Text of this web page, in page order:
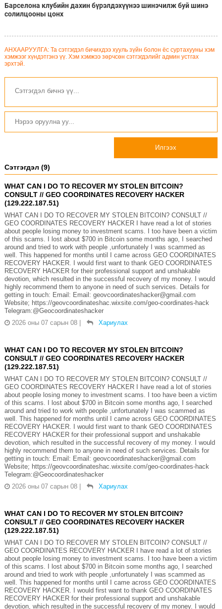
Барселона клубийн дахин бүрэлдэхүүнээ шинэчилж буй шинэ
солилцооны цонх
АНХААРУУЛГА: Та сэтгэгдэл бичихдээ хууль зүйн болон ёс суртахууны хэм
хэмжээг хүндэтгэнэ үү. Хэм хэмжээ зөрчсөн сэтгэгдэлийг админ устгах
эрхтэй.
Илгээх
Сэтгэгдэл (9)
WHAT CAN I DO TO RECOVER MY STOLEN BITCOIN?
CONSULT // GEO COORDINATES RECOVERY HACKER
(129.222.187.51)
WHAT CAN I DO TO RECOVER MY STOLEN BITCOIN? CONSULT //
GEO COORDINATES RECOVERY HACKER I have read a lot of stories
about people losing money to investment scams. I too have been a victim
of this scams. I lost about $700 in Bitcoin some months ago, I searched
around and tried to work with people ,unfortunately I was scammed as
well. This happened for months until I came across GEO COORDINATES
RECOVERY HACKER. I would first want to thank GEO COORDINATES
RECOVERY HACKER for their professional support and unshakable
devotion, which resulted in the successful recovery of my money. I would
highly recommend them to anyone in need of such services. Details for
getting in touch: Email: Email: geovcoordinateshacker@gmail.com
Website; https://geovcoordinateshac.wixsite.com/geo-coordinates-hack
Telegram:@Geocoordinateshacker
2026 оны 07 сарын 08
Хариулах
WHAT CAN I DO TO RECOVER MY STOLEN BITCOIN?
CONSULT // GEO COORDINATES RECOVERY HACKER
(129.222.187.51)
WHAT CAN I DO TO RECOVER MY STOLEN BITCOIN? CONSULT //
GEO COORDINATES RECOVERY HACKER I have read a lot of stories
about people losing money to investment scams. I too have been a victim
of this scams. I lost about $700 in Bitcoin some months ago, I searched
around and tried to work with people ,unfortunately I was scammed as
well. This happened for months until I came across GEO COORDINATES
RECOVERY HACKER. I would first want to thank GEO COORDINATES
RECOVERY HACKER for their professional support and unshakable
devotion, which resulted in the successful recovery of my money. I would
highly recommend them to anyone in need of such services. Details for
getting in touch: Email: Email: geovcoordinateshacker@gmail.com
Website; https://geovcoordinateshac.wixsite.com/geo-coordinates-hack
Telegram:@Geocoordinateshacker
2026 оны 07 сарын 08
Хариулах
WHAT CAN I DO TO RECOVER MY STOLEN BITCOIN?
CONSULT // GEO COORDINATES RECOVERY HACKER
(129.222.187.51)
WHAT CAN I DO TO RECOVER MY STOLEN BITCOIN? CONSULT //
GEO COORDINATES RECOVERY HACKER I have read a lot of stories
about people losing money to investment scams. I too have been a victim
of this scams. I lost about $700 in Bitcoin some months ago, I searched
around and tried to work with people ,unfortunately I was scammed as
well. This happened for months until I came across GEO COORDINATES
RECOVERY HACKER. I would first want to thank GEO COORDINATES
RECOVERY HACKER for their professional support and unshakable
devotion, which resulted in the successful recovery of my money. I would